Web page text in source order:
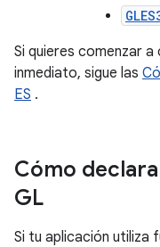
Si quieres comenzar a
inmediato, sigue las
ES .
Cómo
GL
Si tu aplicación utiliza